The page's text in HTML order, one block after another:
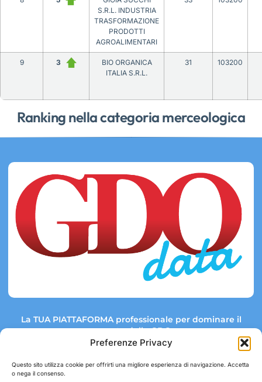
Preferenze Privacy
Questo sito utilizza cookie per offrirti una migliore esperienza di navigazione. Accetta
o nega il consenso.
Ranking nella categoria merceologica
S.R.L. INDUSTRIA
TRASFORMAZIONE
PRODOTTI
AGROALIMENTARI
9 3
BIO ORGANICA
ITALIA S.R.L.
31 103200
La TUA PIATTAFORMA professionale per dominare il
mercato della GDO.
Link rapidi: